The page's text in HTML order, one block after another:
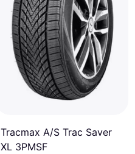
Tracmax A/S Trac Saver
XL 3PMSF